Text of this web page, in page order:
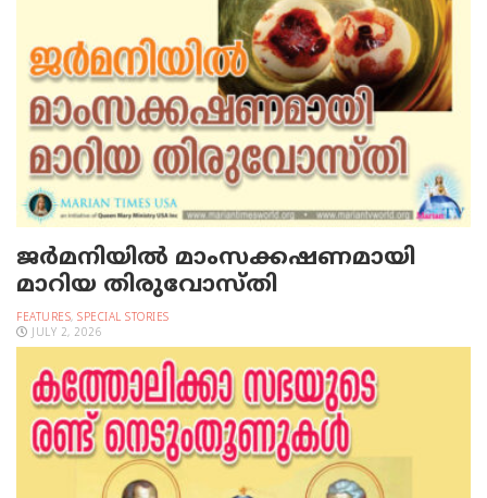
ജര്‍മനിയില്‍ മാംസക്കഷണമായി
മാറിയ തിരുവോസ്തി
FEATURES, SPECIAL STORIES
JULY 2, 2026